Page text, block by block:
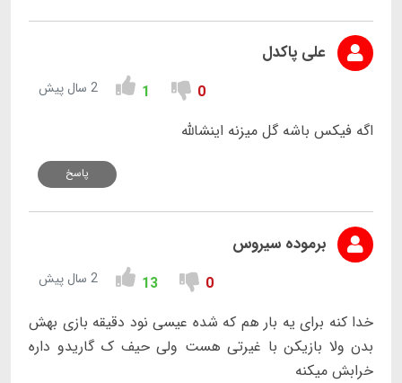
علی پاکدل
0
1 2 سال پیش
اگه فیکس باشه گل میزنه اینشالله
پاسخ
برموده سیروس
0
13 2 سال پیش
خدا کنه برای یه بار هم که شده عیسی نود دقیقه بازی بهش
بدن ولا بازیکن با غیرتی هست ولی حیف ک گاریدو داره
خرابش میکنه